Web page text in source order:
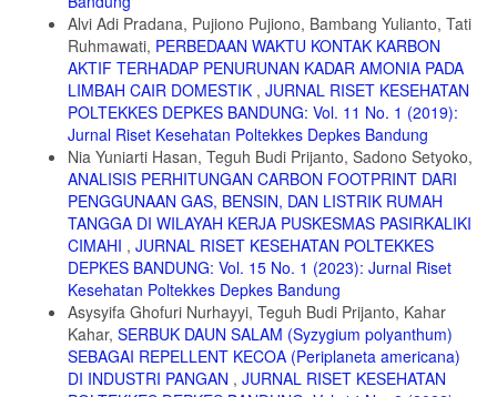
Alvi Adi Pradana, Pujiono Pujiono, Bambang Yulianto, Tati
Ruhmawati, PERBEDAAN WAKTU KONTAK KARBON
AKTIF TERHADAP PENURUNAN KADAR AMONIA PADA
LIMBAH CAIR DOMESTIK , JURNAL RISET KESEHATAN
POLTEKKES DEPKES BANDUNG: Vol. 11 No. 1 (2019):
Jurnal Riset Kesehatan Poltekkes Depkes Bandung
Nia Yuniarti Hasan, Teguh Budi Prijanto, Sadono Setyoko,
ANALISIS PERHITUNGAN CARBON FOOTPRINT DARI
PENGGUNAAN GAS, BENSIN, DAN LISTRIK RUMAH
TANGGA DI WILAYAH KERJA PUSKESMAS PASIRKALIKI
CIMAHI , JURNAL RISET KESEHATAN POLTEKKES
DEPKES BANDUNG: Vol. 15 No. 1 (2023): Jurnal Riset
Kesehatan Poltekkes Depkes Bandung
Asysyifa Ghofuri Nurhayyi, Teguh Budi Prijanto, Kahar
Kahar, SERBUK DAUN SALAM (Syzygium polyanthum)
SEBAGAI REPELLENT KECOA (Periplaneta americana)
DI INDUSTRI PANGAN , JURNAL RISET KESEHATAN